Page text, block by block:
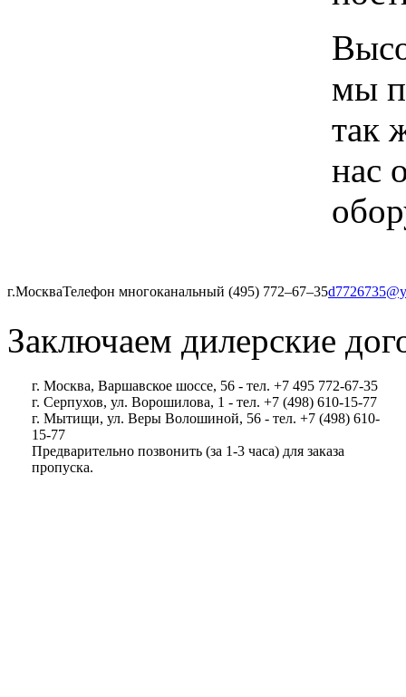
мы
так
нас
г.МоскваТелефон многоканальный (495) 772‒67‒35
Заключаем дилерские
г. Москва, Варшавское шоссе, 56 - тел. +7 495 772-67-35
г. Серпухов, ул. Ворошилова, 1 - тел. +7 (498) 610-15-77
г. Мытищи, ул. Веры Волошиной, 56 - тел. +7 (498) 610-
15-77
Предварительно позвонить (за 1-3 часа) для заказа
пропуска.